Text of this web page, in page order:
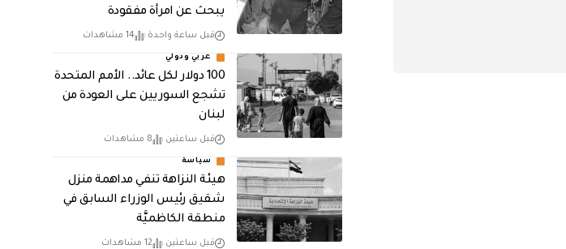
يبحث عن امرأة مفقودة
قبل ساعة واحدة 14 مشاهدات
عربي ودولي
100 دولار لكل عائد.. الأمم المتحدة
تشجع السوريين على العودة من
لبنان
قبل ساعتين 8 مشاهدات
سياسة
هيئة النزاهة تنفي مداهمة منزل
شقيق رئيس الوزراء السابق في
منطقة الكاظميَّة
قبل ساعتين 12 مشاهدات